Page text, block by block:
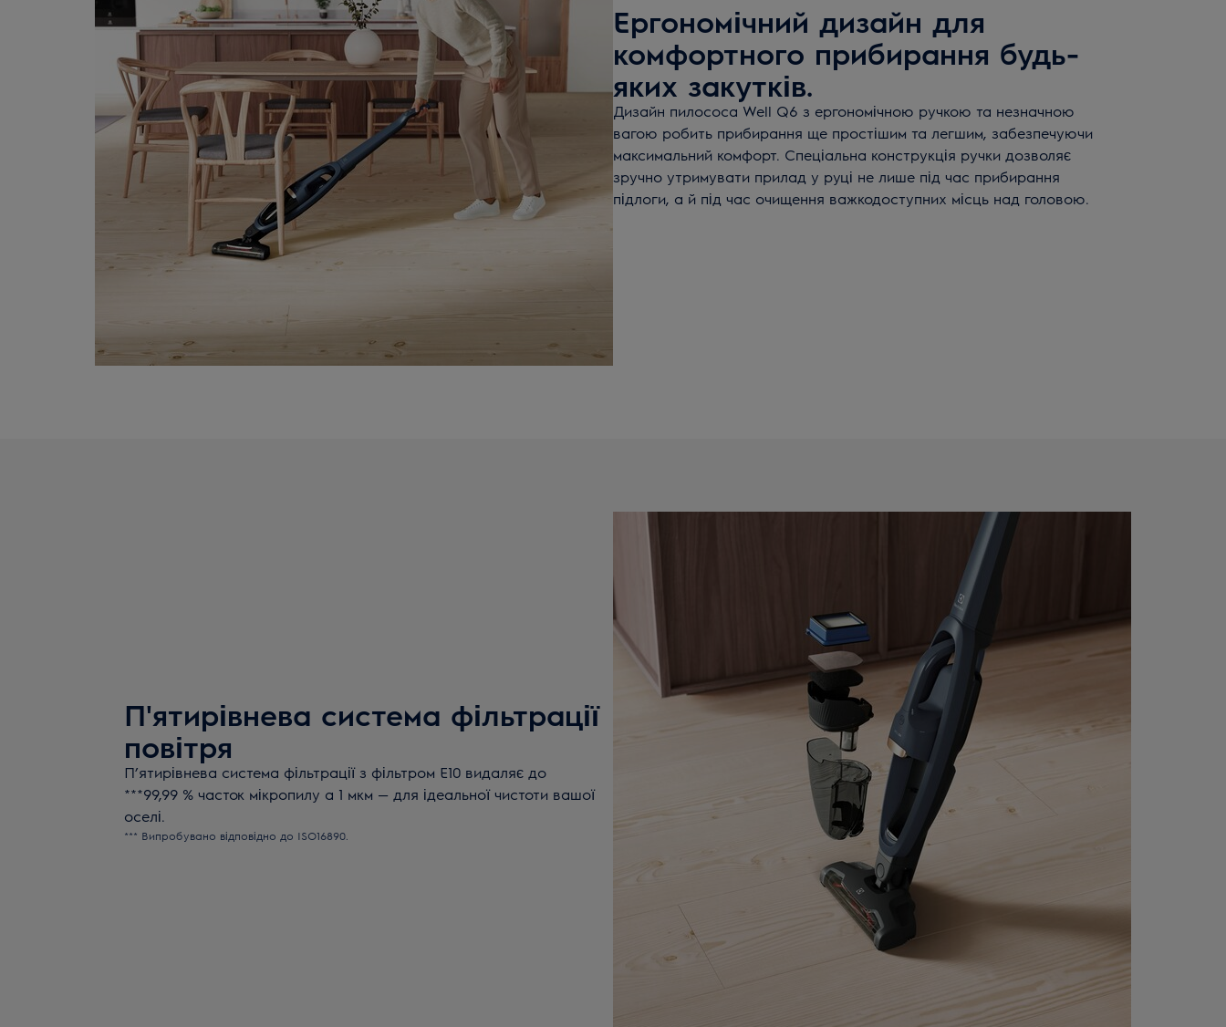
Ергономічний дизайн для
комфортного прибирання будь-
яких закутків.
Дизайн пилососа Well Q6 з ергономічною ручкою та незначною
вагою робить прибирання ще простішим та легшим, забезпечуючи
максимальний комфорт. Спеціальна конструкція ручки дозволяє
зручно утримувати прилад у руці не лише під час прибирання
підлоги, а й під час очищення важкодоступних місць над головою.
П'ятирівнева система фільтрації
повітря
П’ятирівнева система фільтрації з фільтром E10 видаляє до
***99,99 % часток мікропилу а 1 мкм — для ідеальної чистоти вашої
оселі.
*** Випробувано відповідно до ISO16890.